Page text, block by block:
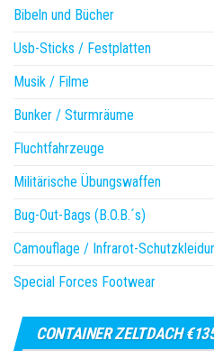
Bibeln und Bücher
Usb-Sticks / Festplatten
Musik / Filme
Bunker / Sturmräume
Fluchtfahrzeuge
Militärische Übungswaffen
Bug-Out-Bags (B.O.B.´s)
Camouflage / Infrarot-
Special Forces Footwear
CONTAINER ZELTDACH